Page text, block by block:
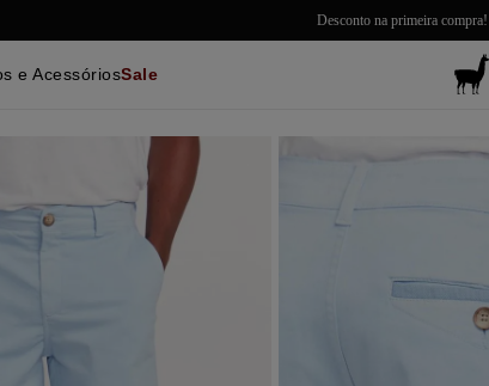
Desconto na primeira
e Acessórios Sale
Malhas e Casacos